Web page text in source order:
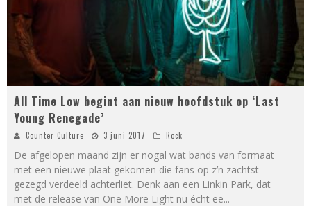
All Time Low begint aan nieuw hoofdstuk op ‘Last
Young Renegade’
Counter Culture 3 juni 2017 Rock
De afgelopen maand zijn er nogal wat bands van formaat
met een nieuwe plaat gekomen die fans op z’n zachtst
gezegd verdeeld achterliet. Denk aan een Linkin Park, dat
met de release van One More Light nu écht ee...